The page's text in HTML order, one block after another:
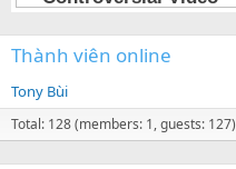
Thành viên online
Tony Bùi
Total: 128 (members: 1, guests: 127)